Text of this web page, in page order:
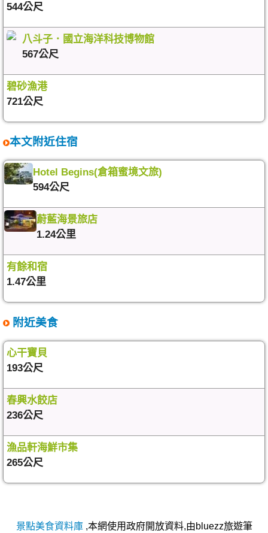
544公尺
八斗子．國立海洋科技博物館
567公尺
碧砂漁港
721公尺
本文附近住宿
Hotel Begins(倉箱蜜境文旅)
594公尺
蔚藍海景旅店
1.24公里
有餘和宿
1.47公里
附近美食
心干寶貝
193公尺
春興水餃店
236公尺
漁品軒海鮮市集
265公尺
景點美食資料庫,本網使用政府開放資料,由bluezz旅遊筆